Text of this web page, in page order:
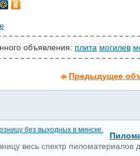
объявления: плита могилев
Предыдущее
весь спектр